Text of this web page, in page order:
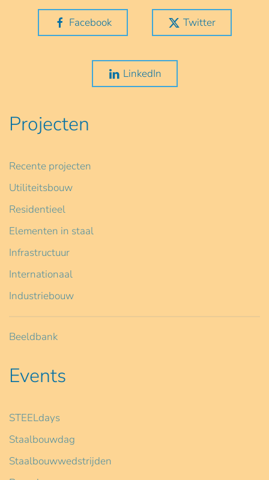
Facebook Twitter
LinkedIn
Projecten
Recente projecten
Utiliteitsbouw
Residentieel
Elementen in staal
Infrastructuur
Internationaal
Industriebouw
Beeldbank
Events
STEELdays
Staalbouwdag
Staalbouwwedstrijden